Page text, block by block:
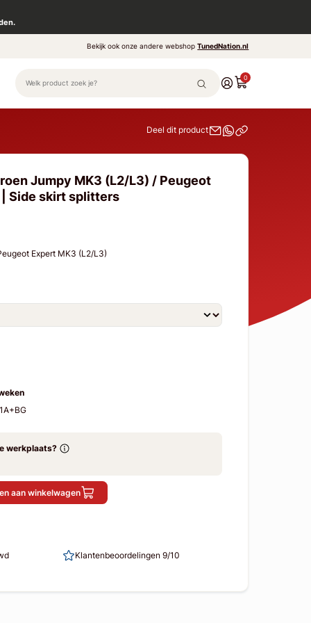
Bekijk ook onze andere webshopTunedNation.nl
0
Deel dit product
Jumpy MK3 (L2/L3) / Peugeot
Side skirt splitters
Expert MK3 (L2/L3)
werkplaats?
aan winkelwagen
Klantenbeoordelingen 9/10